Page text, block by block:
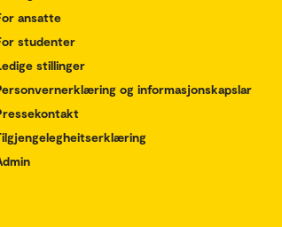
ansatte
studenter
stillinger
og informasjonskapslar